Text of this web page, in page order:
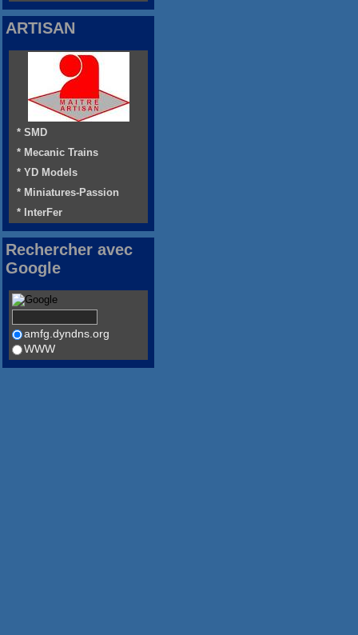
ARTISAN
* SMD
* Mecanic Trains
* YD Models
* Miniatures-Passion
* InterFer
Rechercher avec
Google
amfg.dyndns.org
WWW